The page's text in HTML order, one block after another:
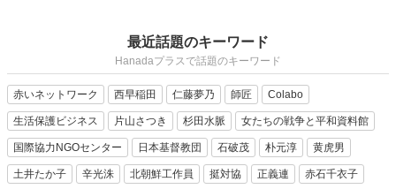
最近話題のキーワード
Hanadaプラスで話題のキーワード
赤いネットワーク 西早稲田 仁藤夢乃 師匠 Colabo
生活保護ビジネス 片山さつき 杉田水脈 女たちの戦争と平和資料館
国際協力NGOセンター 日本基督教団 石破茂 朴元淳 黄虎男
土井たか子 辛光洙 北朝鮮工作員 挺対協 正義連 赤石千衣子